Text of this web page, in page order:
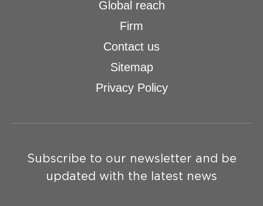
Global reach
Firm
Contact us
Sitemap
Privacy Policy
Subscribe to our newsletter and be
updated with the latest news